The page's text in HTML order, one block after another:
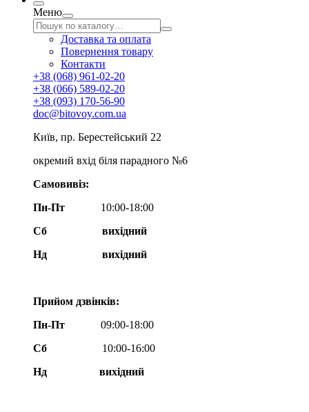
Меню
Доставка та оплата
Повернення товару
Контакти
+38 (068) 961-02-20
+38 (066) 589-02-20
+38 (093) 170-56-90
doc@bitovoy.com.ua
Київ, пр. Берестейський 22
окремий вхід біля парадного №6
Самовивіз:
Пн-Пт
10:00-18:00
Сб
вихідний
Нд
вихідний
Прийом дзвінків:
Пн-Пт
09:00-18:00
Сб
10:00-16:00
Нд вихідний